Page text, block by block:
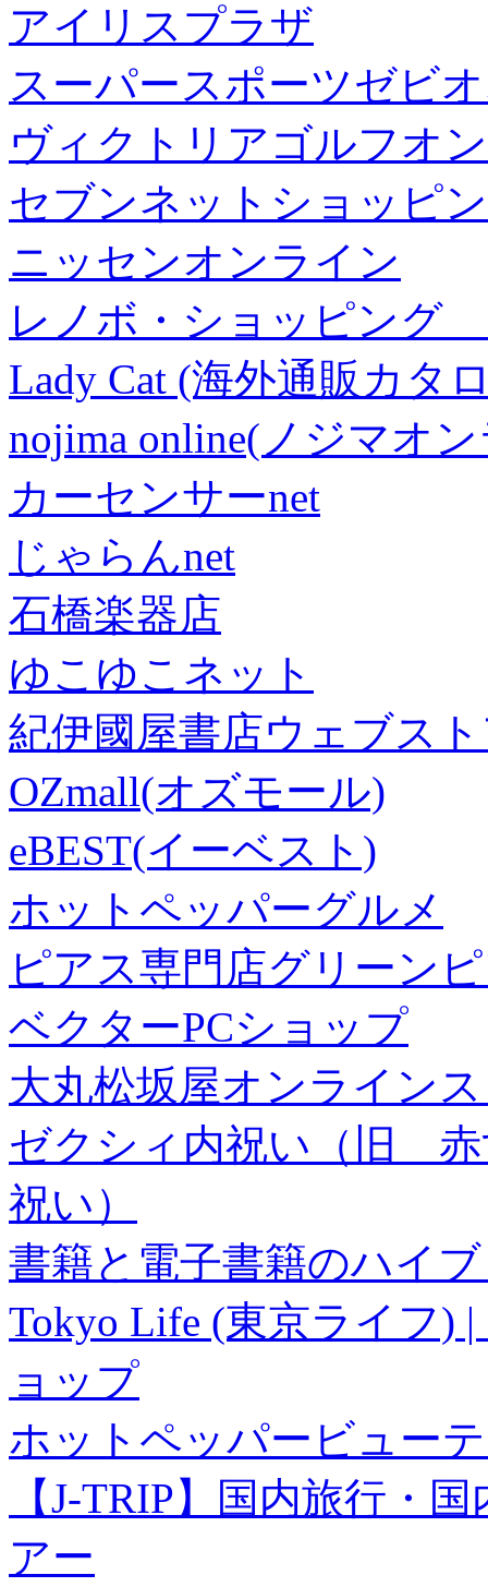
アイリスプラザ
スーパースポーツゼビ
ヴィクトリアゴルフオ
セブンネットショッピ
ニッセンオンライン
レノボ・ショッピング
Lady Cat (海外通販カタ
nojima online(ノジマオ
カーセンサーnet
じゃらんnet
石橋楽器店
ゆこゆこネット
紀伊國屋書店ウェブス
OZmall(オズモール)
eBEST(イーベスト)
ホットペッパーグルメ
ピアス専門店グリーン
ベクターPCショップ
大丸松坂屋オンライン
ゼクシィ内祝い（旧 赤
祝い）
書籍と電子書籍のハイ
Tokyo Life (東京ライフ)
ョップ
ホットペッパービュー
【J-TRIP】国内旅行・
アー